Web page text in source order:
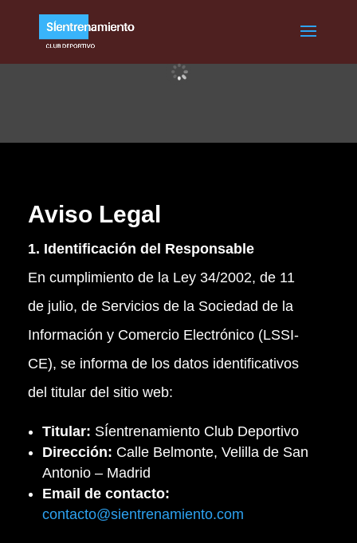
Aviso Legal
1. Identificación del Responsable
En cumplimiento de la Ley 34/2002, de 11
de julio, de Servicios de la Sociedad de la
Información y Comercio Electrónico (LSSI-
CE), se informa de los datos identificativos
del titular del sitio web:
Titular: SÍentrenamiento Club Deportivo
Dirección: Calle Belmonte, Velilla de San
Antonio – Madrid
Email de contacto:
contacto@sientrenamiento.com